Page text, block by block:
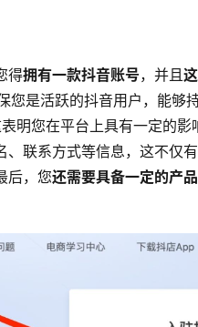
得拥有一款抖音账号，并且
您是活跃的抖音用户，能够
明您在平台上具有一定的影
、联系方式等信息，这不仅
后，您还需要具备一定的产